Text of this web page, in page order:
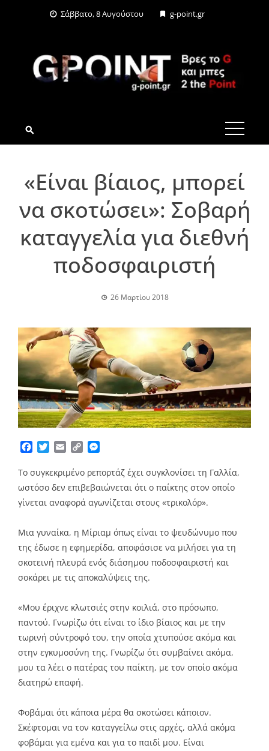
Σάββατο, 8 Αυγούστου g-point.gr
G-POINT.GR
«Είναι βίαιος, μπορεί
να σκοτώσει»: Σοβαρή
καταγγελία για διεθνή
ποδοσφαιριστή
26 Μαρτίου 2018
Facebook
TwitterEmailCopy
Το συγκεκριμένο ρεπορτάζ έχει συγκλονίσει τη Γαλλία,
ωστόσο δεν επιβεβαιώνεται ότι ο παίκτης στον οποίο
γίνεται αναφορά αγωνίζεται στους «τρικολόρ».
Μια γυναίκα, η Μίριαμ όπως είναι το ψευδώνυμο που
της έδωσε η εφημερίδα, αποφάσισε να μιλήσει για τη
σκοτεινή πλευρά ενός διάσημου ποδοσφαιριστή και
σοκάρει με τις αποκαλύψεις της.
«Μου έριχνε κλωτσιές στην κοιλιά, στο πρόσωπο,
παντού. Γνωρίζω ότι είναι το ίδιο βίαιος και με την
τωρινή σύντροφό του, την οποία χτυπούσε ακόμα και
στην εγκυμοσύνη της. Γνωρίζω ότι συμβαίνει ακόμα,
μου τα λέει ο πατέρας του παίκτη, με τον οποίο ακόμα
διατηρώ επαφή.
Φοβάμαι ότι κάποια μέρα θα σκοτώσει κάποιον.
Σκέφτομαι να τον καταγγείλω στις αρχές, αλλά ακόμα
φοβάμαι για εμένα και για το παιδί μου. Είναι